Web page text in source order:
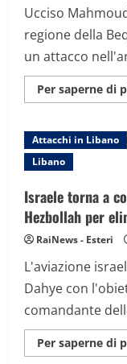
Ucciso
regione della
un attacco
Per saperne di
Attacchi in Libano
Libano
Israele torna a
Hezbollah per
RaiNews - Esteri
L'aviazione
Dahye con
comandante
Per saperne di